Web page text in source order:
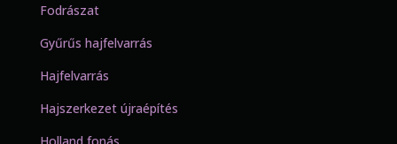
Fodrászat
Gyűrűs hajfelvarrás
Hajfelvarrás
Hajszerkezet újraépítés
Holland fonás